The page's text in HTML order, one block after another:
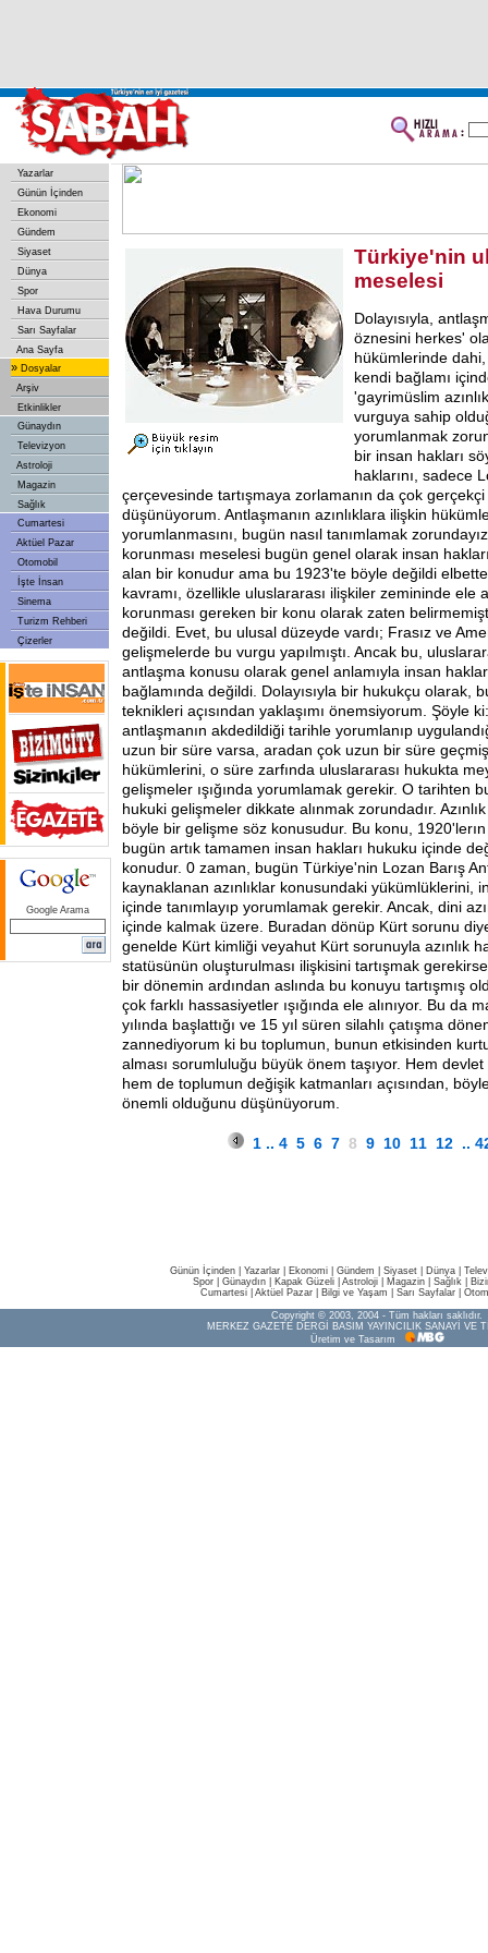
Yazarlar
Günün İçinden
Ekonomi
Gündem
Siyaset
Dünya
Spor
Hava Durumu
Sarı Sayfalar
Ana Sayfa
» Dosyalar
Arşiv
Etkinlikler
Günaydın
Televizyon
Astroloji
Magazin
Sağlık
Cumartesi
Aktüel Pazar
Otomobil
İşte İnsan
Sinema
Turizm Rehberi
Çizerler
Google Arama
Türkiye'nin
meselesi
Dolayısıyla,
öznesini herkes'
hükümlerinde
kendi bağlamı
'gayrimüslim
vurguya sahip
yorumlanmak
bir insan hakları
haklarını, sadece
çerçevesinde tartışmaya zorlamanın da çok gerçekçi
düşünüyorum. Antlaşmanın azınlıklara ilişkin
yorumlanmasını, bugün nasıl tanımlamak
korunması meselesi bugün genel olarak insan
alan bir konudur ama bu 1923'te böyle değildi
kavramı, özellikle uluslararası ilişkiler zemininde ele
korunması gereken bir konu olarak zaten
değildi. Evet, bu ulusal düzeyde vardı; Frasız ve
gelişmelerde bu vurgu yapılmıştı. Ancak bu,
antlaşma konusu olarak genel anlamıyla insan
bağlamında değildi. Dolayısıyla bir hukukçu olarak,
teknikleri açısından yaklaşımı önemsiyorum. Şöyle
antlaşmanın akdedildiği tarihle yorumlanıp
uzun bir süre varsa, aradan çok uzun bir süre
hükümlerini, o süre zarfında uluslararası hukukta
gelişmeler ışığında yorumlamak gerekir. O tarihten
hukuki gelişmeler dikkate alınmak zorundadır.
böyle bir gelişme söz konusudur. Bu konu, 1920'lerın
bugün artık tamamen insan hakları hukuku içinde
konudur. 0 zaman, bugün Türkiye'nin Lozan Barış
kaynaklanan azınlıklar konusundaki yükümlüklerini,
içinde tanımlayıp yorumlamak gerekir. Ancak, dini
içinde kalmak üzere. Buradan dönüp Kürt sorunu
genelde Kürt kimliği veyahut Kürt sorunuyla azınlık
statüsünün oluşturulması ilişkisini tartışmak
bir dönemin ardından aslında bu konuyu tartışmış
çok farklı hassasiyetler ışığında ele alınıyor. Bu da
yılında başlattığı ve 15 yıl süren silahlı çatışma
zannediyorum ki bu toplumun, bunun etkisinden
alması sorumluluğu büyük önem taşıyor. Hem devlet
hem de toplumun değişik katmanları açısından,
önemli olduğunu düşünüyorum.
1 .. 4 5 6 7 8 9 10 11 12 ..
Günün İçinden Yazarlar Ekonomi Gündem Siyaset Dünya |
Spor
Günaydın Kapak Güzeli Astroloji Magazin Sağlık
Cumartesi
Aktüel Pazar Bilgi ve Yaşam Sarı Sayfalar
Copyright © 2003, 2004 - Tüm hakları saklıdır.
MERKEZ GAZETE DERGİ BASIM YAYINCILIK SANAYİ VE
Üretim ve Tasarım